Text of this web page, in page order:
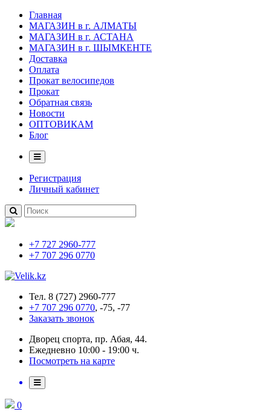
Главная
МАГАЗИН в г. АЛМАТЫ
МАГАЗИН в г. АСТАНА
МАГАЗИН в г. ШЫМКЕНТЕ
Доставка
Оплата
Прокат велосипедов
Прокат
Обратная связь
Новости
ОПТОВИКАМ
Блог
Регистрация
Личный кабинет
+7 727 2960-777
+7 707 296 0770
Тел. 8 (727) 2960-777
+7 707 296 0770, -75, -77
Заказать звонок
Дворец спорта, пр. Абая, 44.
Ежедневно 10:00 - 19:00 ч.
Посмотреть на карте
0